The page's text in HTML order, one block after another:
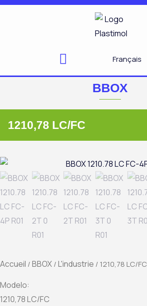
Aller
Français
BBOX
1210,78 LC/FC
Accueil / BBOX / L'industrie / 1210,78 LC/FC
Modelo:
1210,78 LC/FC